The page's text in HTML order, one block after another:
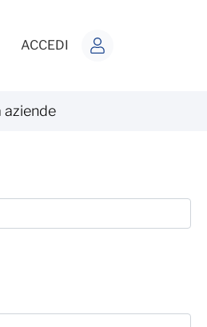
ACCEDI
aziende